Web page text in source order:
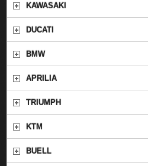
KAWASAKI
DUCATI
BMW
APRILIA
TRIUMPH
KTM
BUELL